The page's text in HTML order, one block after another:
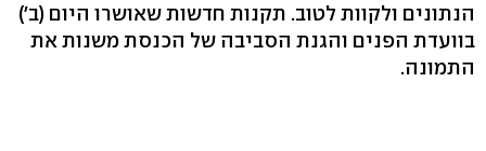
הנתונים ולקוות לטוב. תקנות חדשות שאושרו היום (ב')
בוועדת הפנים והגנת הסביבה של הכנסת משנות את
התמונה.